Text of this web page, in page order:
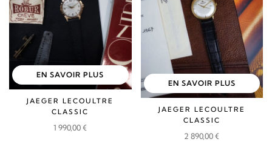
EN SAVOIR PLUS
JAEGER LECOULTRE
CLASSIC
1 990,00€
EN SAVOIR PLUS
JAEGER LECOULTRE
CLASSIC
2 890,00€